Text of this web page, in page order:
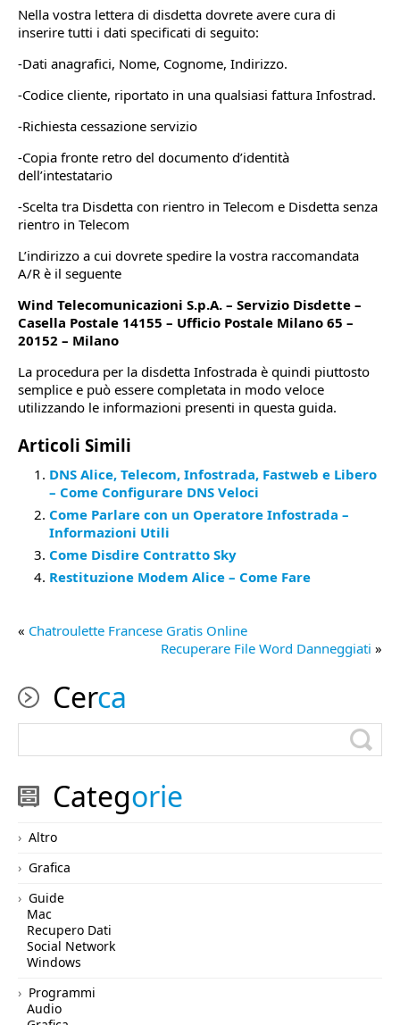
Nella vostra lettera di disdetta dovrete avere cura di
inserire tutti i dati specificati di seguito:
-Dati anagrafici, Nome, Cognome, Indirizzo.
-Codice cliente, riportato in una qualsiasi fattura Infostrad.
-Richiesta cessazione servizio
-Copia fronte retro del documento d’identità
dell’intestatario
-Scelta tra Disdetta con rientro in Telecom e Disdetta senza
rientro in Telecom
L’indirizzo a cui dovrete spedire la vostra raccomandata
A/R è il seguente
Wind Telecomunicazioni S.p.A. – Servizio Disdette –
Casella Postale 14155 – Ufficio Postale Milano 65 –
20152 – Milano
La procedura per la disdetta Infostrada è quindi piuttosto
semplice e può essere completata in modo veloce
utilizzando le informazioni presenti in questa guida.
Articoli Simili
DNS Alice, Telecom, Infostrada, Fastweb e Libero
– Come Configurare DNS Veloci
Come Parlare con un Operatore Infostrada –
Informazioni Utili
Come Disdire Contratto Sky
Restituzione Modem Alice – Come Fare
« Chatroulette Francese Gratis Online
Recuperare File Word Danneggiati »
Cerca
Categorie
Altro
Grafica
Guide
Mac
Recupero Dati
Social Network
Windows
Programmi
Audio